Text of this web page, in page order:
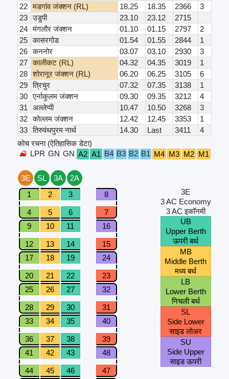
22 मडगांव जंक्शन (RL) 18.25 18.35 2366
3
23 उडुपी 23.10 23.12
2715
24 मंगलौर जंक्शन 01.10 01.15 2797
2
25 कासरगोड 01.54 01.55 2844
1
26 कननोर 03.07 03.10 2930
3
27 कालीकट (RL) 04.32 04.35 3019
1
28 शोरानूर जंक्शन (RL) 06.20 06.25 3105
6
29 त्रिचुर 07.32 07.35 3138
1
30 एर्नाकुलम जंक्शन 09.30 09.35 3212
4
31
अल्लेप्पी 10.47 10.50 3268
3
32 कोल्लम जंक्शन 12.42 12.45 3353
1
33 तिरुवंथपुरम नार्थ 14.30 Last 3411
4
कोच रचना (ऐतिहासिक डेटा)
LPR GN GN A2 A1 B4 B3 B2 B1 M4 M3 M2 M1
3E SL 3A
2A
1
2 3 8
4 5 6
7
9
10 11 16
12 13 14
15
17
18 19 24
20 21 22
23
25
26 27 32
28 29 30
31
33
34 35 40
36 37 38
39
41
42 43 48
44 45 46
47
3E
3 AC Economy
3 AC इकॉनमी
UB
Upper Berth
ऊपरी बर्थ
MB
Middle Berth
मध्य बर्थ
LB
Lower Berth
निचली बर्थ
SL
Side Lower
साइड लोअर
SU
Side Upper
साइड ऊपरी